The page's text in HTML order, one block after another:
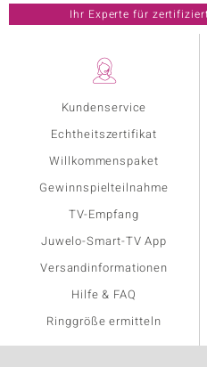
Kundenservice
Echtheitszertifikat
Willkommenspaket
Gewinnspielteilnahme
TV-Empfang
Juwelo-Smart-TV App
Versandinformationen
Hilfe & FAQ
Ringgröße ermitteln
Ihr Experte für